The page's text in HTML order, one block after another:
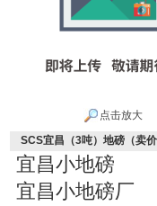
点击放大
SCS宜昌（3吨）地磅（卖
宜昌小地磅
宜昌小地磅厂